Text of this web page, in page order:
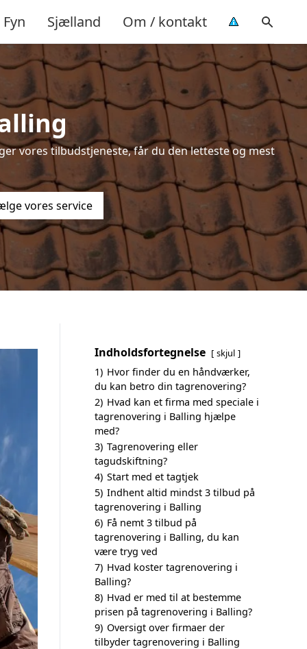
Fyn Sjælland Om / kontakt
vores tilbudstjeneste, får du den letteste og mest
vores service
Indholdsfortegnelse skjul
1) Hvor finder du en håndværker,
du kan betro din tagrenovering?
2) Hvad kan et firma med speciale i
tagrenovering i Balling hjælpe
med?
3) Tagrenovering eller
tagudskiftning?
4) Start med et tagtjek
5) Indhent altid mindst 3 tilbud på
tagrenovering i Balling
6) Få nemt 3 tilbud på
tagrenovering i Balling, du kan
være tryg ved
7) Hvad koster tagrenovering i
Balling?
8) Hvad er med til at bestemme
prisen på tagrenovering i Balling?
9) Oversigt over firmaer der
tilbyder tagrenovering i Balling